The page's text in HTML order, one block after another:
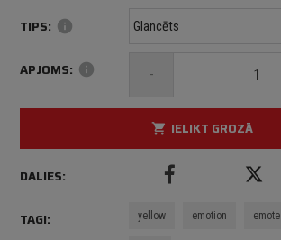
TIPS: info
APJOMS: info -
shopping_cart IELIKT GROZĀ
DALIES:
TAGI: yellow emotion emote